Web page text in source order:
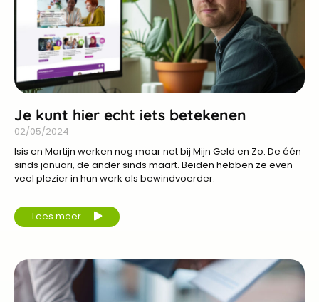
Je kunt hier echt iets betekenen
02/05/2024
Isis en Martijn werken nog maar net bij Mijn Geld en Zo. De één
sinds januari, de ander sinds maart. Beiden hebben ze even
veel plezier in hun werk als bewindvoerder.
Lees meer